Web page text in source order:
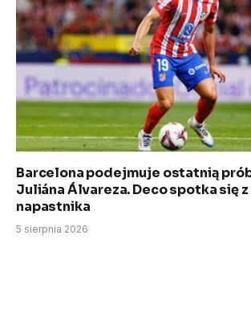
Barcelona podejmuje ostatnią
Juliána Álvareza. Deco spotka się
napastnika
5 sierpnia 2026